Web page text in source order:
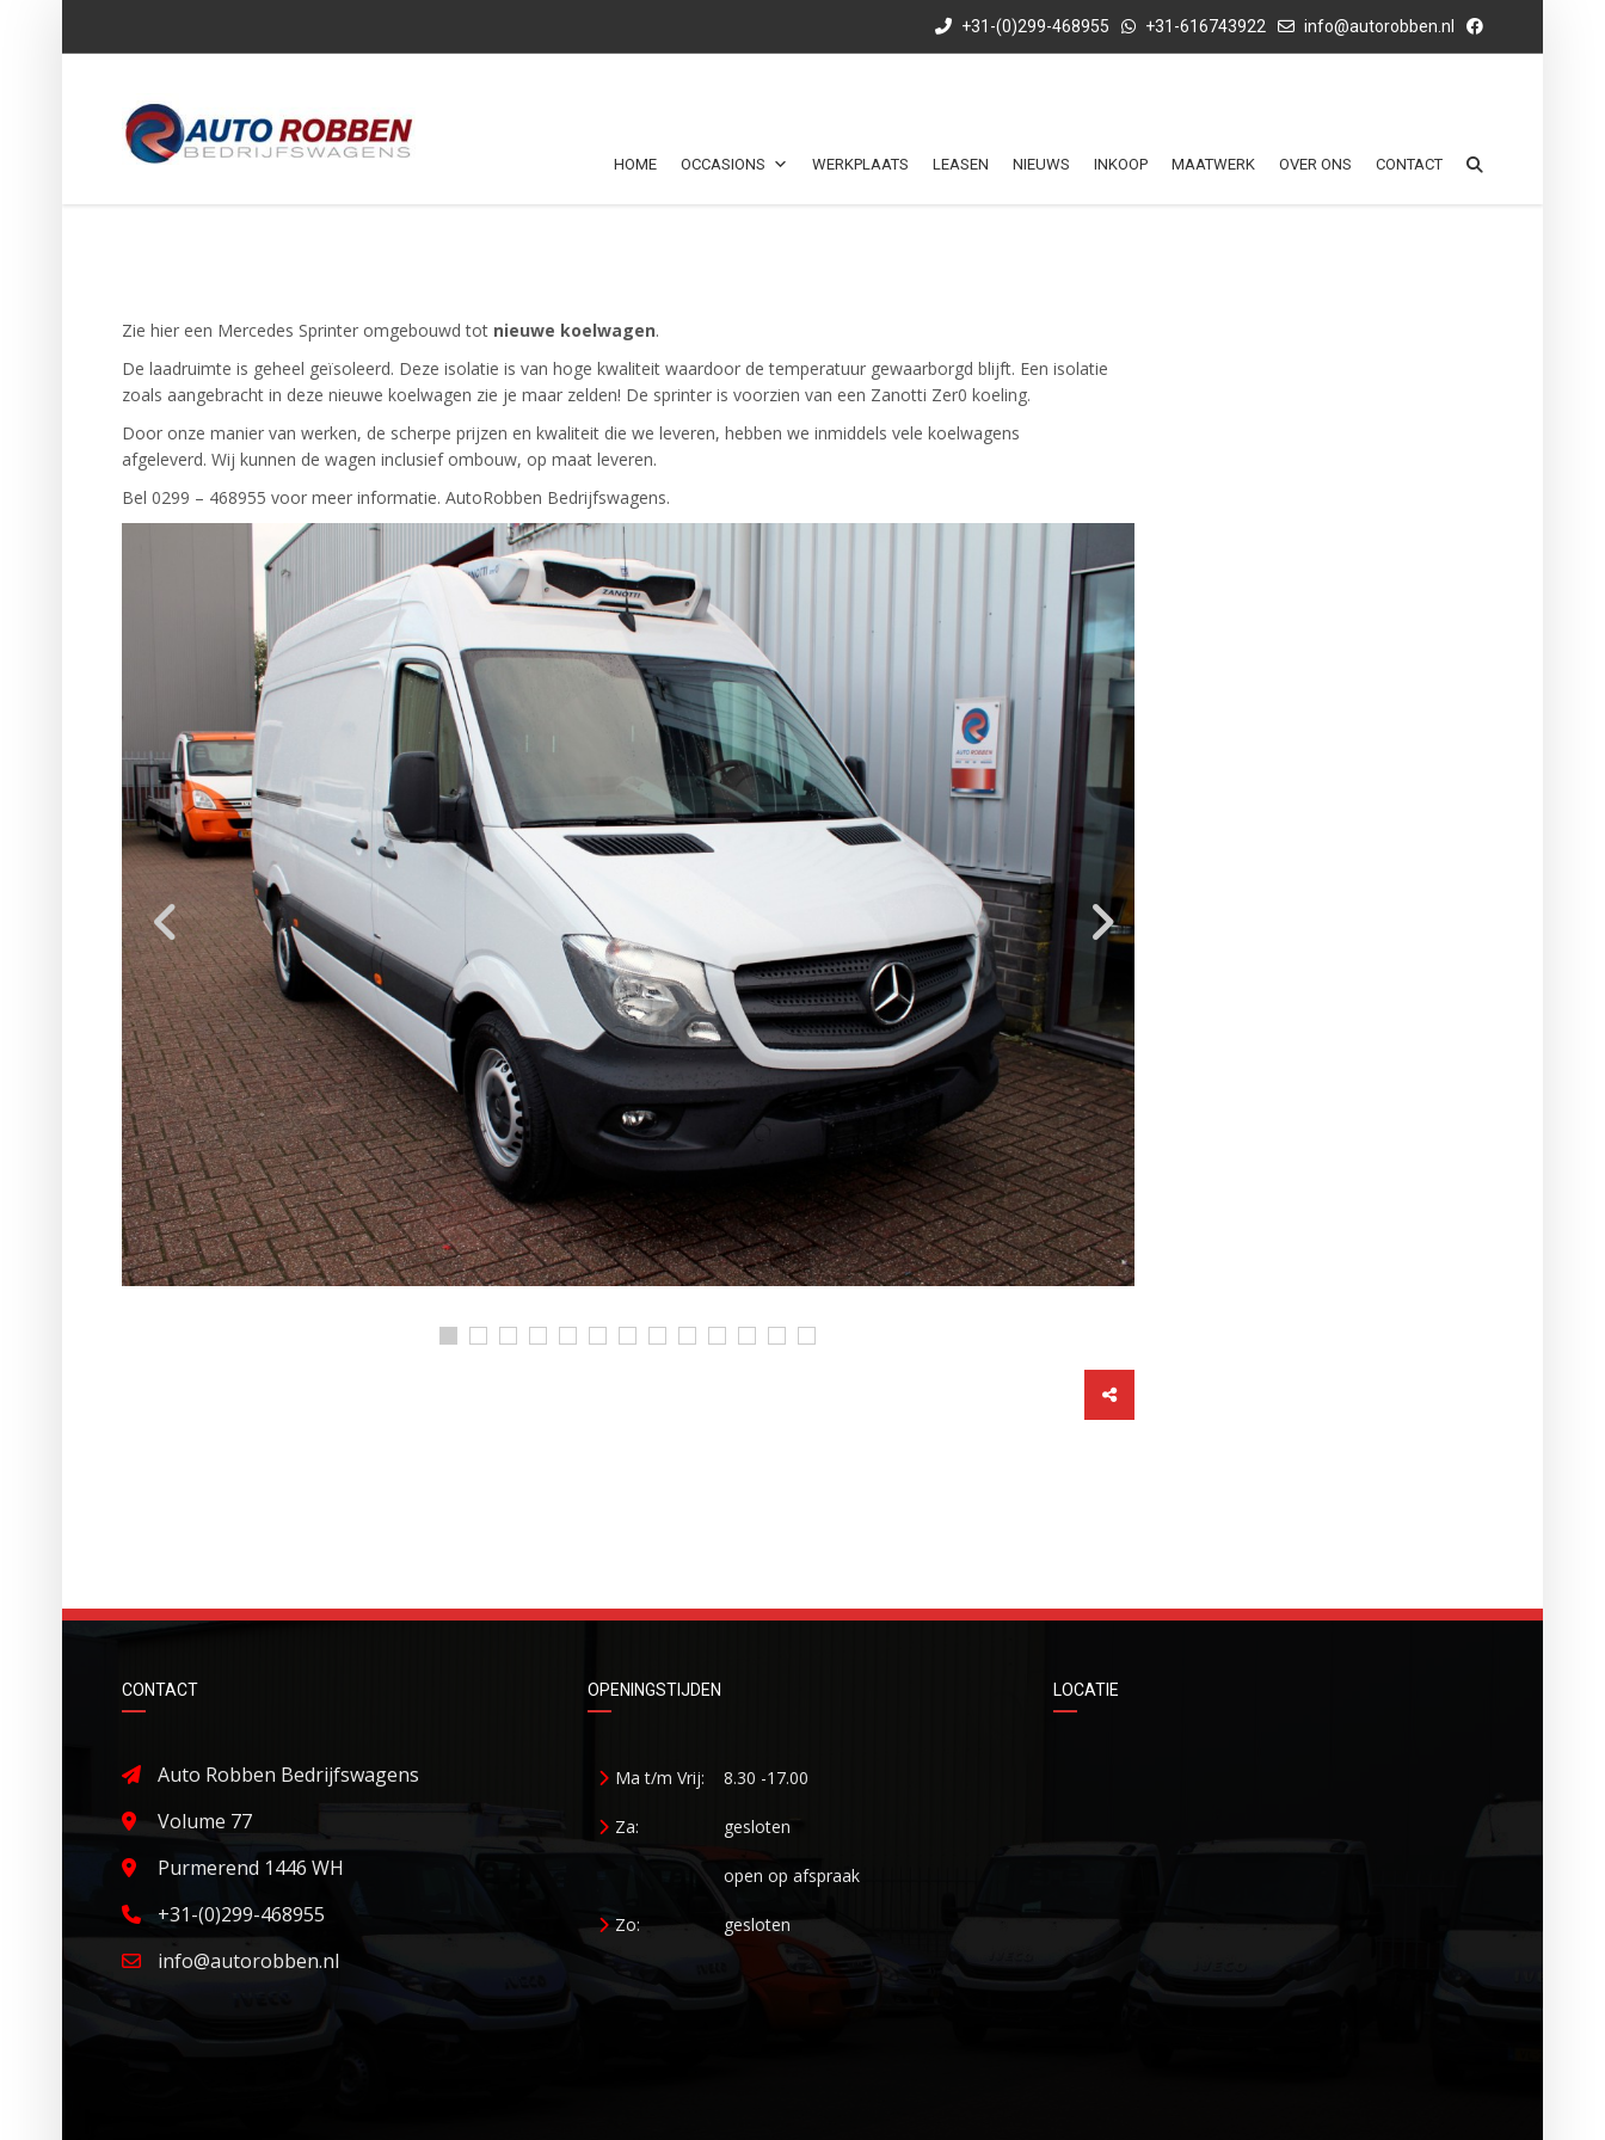
+31-(0)299-468955 +31-616743922 info@autorobben.nl
HOME OCCASIONS WERKPLAATS LEASEN NIEUWS INKOOP MAATWERK OVER ONS CONTACT
Zie hier een Mercedes Sprinter omgebouwd tot nieuwe koelwagen.
De laadruimte is geheel geïsoleerd. Deze isolatie is van hoge kwaliteit waardoor de temperatuur gewaarborgd blijft. Een isolatie
zoals aangebracht in deze nieuwe koelwagen zie je maar zelden! De sprinter is voorzien van een Zanotti Zer0 koeling.
Door onze manier van werken, de scherpe prijzen en kwaliteit die we leveren, hebben we inmiddels vele koelwagens
afgeleverd. Wij kunnen de wagen inclusief ombouw, op maat leveren.
Bel 0299 – 468955 voor meer informatie. AutoRobben Bedrijfswagens.
CONTACT
Auto Robben Bedrijfswagens
Volume 77
Purmerend 1446 WH
+31-(0)299-468955
info@autorobben.nl
OPENINGSTIJDEN
Ma t/m Vrij: 8.30 -17.00
Za: gesloten
open op afspraak
Zo: gesloten
LOCATIE